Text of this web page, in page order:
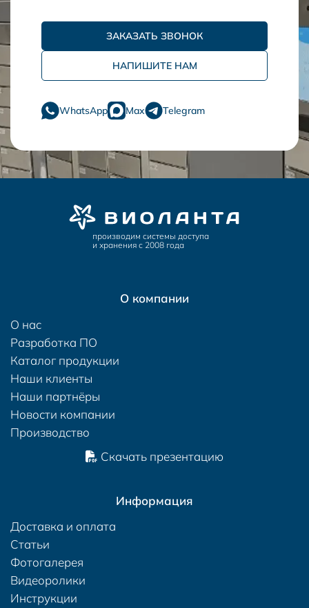
ЗАКАЗАТЬ ЗВОНОК
НАПИШИТЕ НАМ
WhatsApp Max Telegram
производим системы доступа
и хранения с 2008 года
О компании
О нас
Разработка ПО
Каталог продукции
Наши клиенты
Наши партнёры
Новости компании
Производство
Скачать презентацию
Информация
Доставка и оплата
Статьи
Фотогалерея
Видеоролики
Инструкции